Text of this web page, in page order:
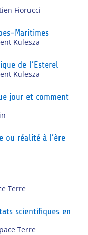
Fiorucci
Maritimes
Kulesza
de l’Esterel
Kulesza
jour et comment
ou réalité à l’ère
Terre
scientifiques en
Terre